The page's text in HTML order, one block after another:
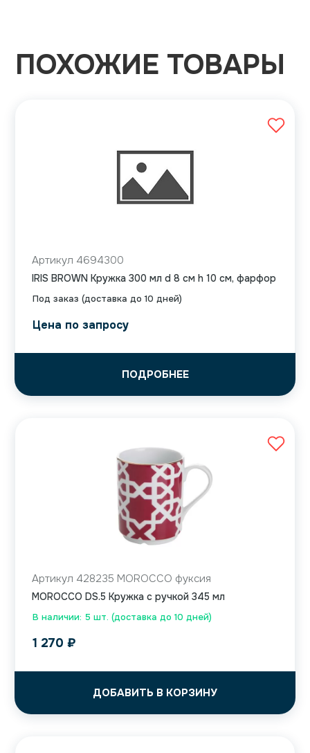
ПОХОЖИЕ ТОВАРЫ
Под заказ (доставка до 10 дней)
Артикул 4694300
IRIS BROWN Кружка 300 мл d 8 см h 10 см, фарфор
Цена по запросу
ПОДРОБНЕЕ
В наличии: 5 шт. (доставка до 10 дней)
Артикул 428235 MOROCCO фуксия
MOROCCO DS.5 Кружка с ручкой 345 мл
1 270 ₽
ДОБАВИТЬ В КОРЗИНУ